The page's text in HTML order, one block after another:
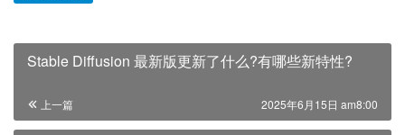
Stable Diffusion 最新版更新了什么?有哪些新特性?
上一篇 2025年6月15日 am8:00